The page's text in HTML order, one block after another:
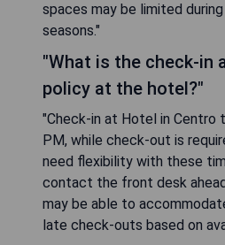
spaces may be limited
seasons."
"What is the check-in
policy at the hotel?"
"Check-in at Hotel in Centro
PM, while check-out is
need flexibility with these
contact the front desk
may be able to
late check-outs based on